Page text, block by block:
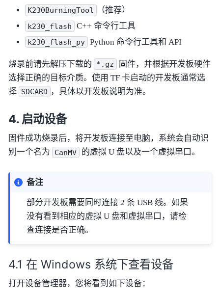
K230BurningTool （推荐）
k230_flash C++ 命令行工具
k230_flash_py Python 命令行工具和 API
烧录前请先解压下载的 *.gz
固件，并根据开发板硬件
选择正确的目标介质。使用 TF 卡启动的开发板通常选
择 SDCARD ，具体以开发板说明为准。
启动设备
固件成功烧录后，将开发板连接至电脑，系统会自动识
别一个名为
CanMV 的虚拟 U 盘以及一个虚拟串口。
备注
部分开发板需要同时连接 2 条 USB 线。如果
没有看到相应的虚拟 U 盘和虚拟串口，请检
查连接是否正确。
在 Windows 系统下查看设备
打开设备管理器，您将看到如下设备：